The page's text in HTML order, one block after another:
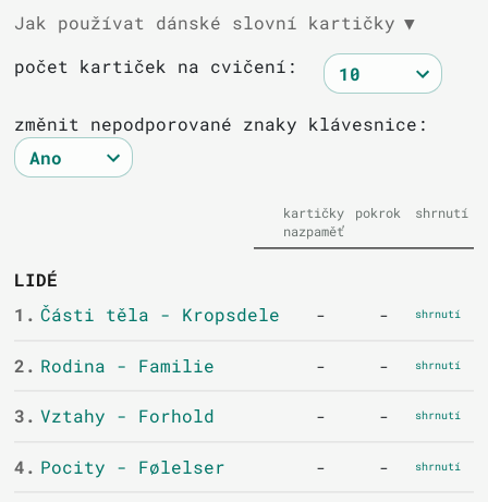
Jak používat dánské slovní kartičky ▼
počet kartiček na cvičení:
změnit nepodporované znaky klávesnice:
kartičky
nazpaměť
pokrok shrnutí
LIDÉ
1. Části těla - Kropsdele - - shrnutí
2. Rodina - Familie - - shrnutí
3. Vztahy - Forhold - - shrnutí
4. Pocity - Følelser - - shrnutí